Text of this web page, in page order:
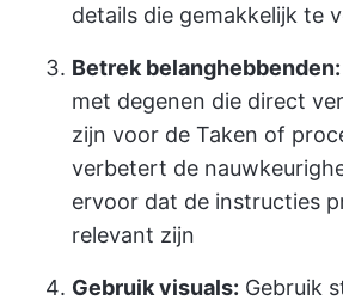
details die gemakkelijk te
Betrek belanghebbenden:
met degenen die direct
zijn voor de Taken of
verbetert de
ervoor dat de instructies
relevant zijn
Gebruik visuals: Gebruik